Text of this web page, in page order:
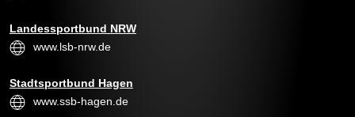
Landessportbund NRW
www.lsb-nrw.de
Stadtsportbund Hagen
www.ssb-hagen.de